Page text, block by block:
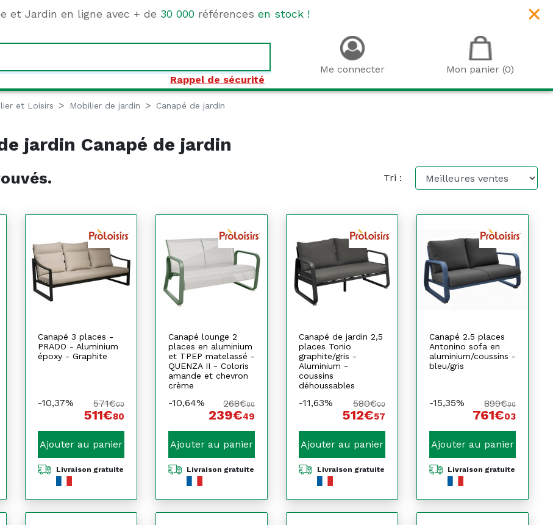
et Jardin en ligne avec + de 30 000 références en stock !
Rappel de sécurité
Me connecter Mon panier (0)
et Loisirs Mobilier de jardin Canapé de jardin
jardin Canapé de jardin
Tri :
Canapé 3 places -
PRADO - Aluminium
époxy - Graphite
-10,37% 571€00
511€80
Ajouter au panier
Livraison gratuite
Canapé lounge 2
places en aluminium
et TPEP matelassé -
QUENZA II - Coloris
amande et chevron
crème
-10,64% 268€00
239€49
Ajouter au panier
Livraison gratuite
Canapé de jardin 2,5
places Tonio
graphite/gris -
Aluminium -
coussins
déhoussables
-11,63% 580€00
512€57
Ajouter au panier
Livraison gratuite
Canapé 2.5 places
Antonino sofa en
aluminium/coussins -
bleu/gris
-15,35% 899€00
761€03
Ajouter au panier
Livraison gratuite